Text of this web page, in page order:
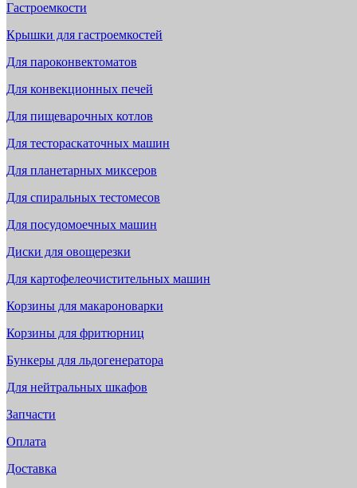
Гастроемкости
Крышки для гастроемкостей
Для пароконвектоматов
Для конвекционных печей
Для пищеварочных котлов
Для тестораскаточных машин
Для планетарных миксеров
Для спиральных тестомесов
Для посудомоечных машин
Диски для овощерезки
Для картофелеочистительных машин
Корзины для макароноварки
Корзины для фритюрниц
Бункеры для льдогенератора
Для нейтральных шкафов
Запчасти
Оплата
Доставка